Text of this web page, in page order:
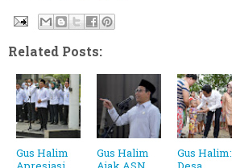
Related Posts:
Gus Halim
Gus Halim
Gus Halim: